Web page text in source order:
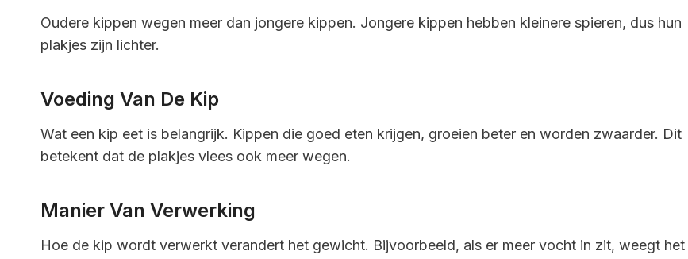
Oudere kippen wegen meer dan jongere kippen. Jongere kippen hebben kleinere spieren, dus hun
plakjes zijn lichter.
Voeding Van De Kip
Wat een kip eet is belangrijk. Kippen die goed eten krijgen, groeien beter en worden zwaarder. Dit
betekent dat de plakjes vlees ook meer wegen.
Manier Van Verwerking
Hoe de kip wordt verwerkt verandert het gewicht. Bijvoorbeeld, als er meer vocht in zit, weegt het